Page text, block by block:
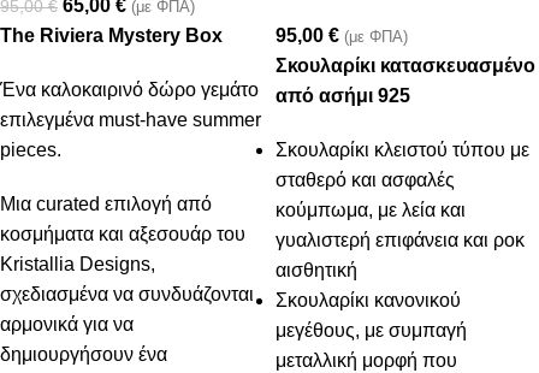
95,00€ 65,00 € (με ΦΠΑ)
The Riviera Mystery Box
Ένα καλοκαιρινό δώρο γεμάτο
επιλεγμένα must-have summer
pieces.
Μια curated επιλογή από
κοσμήματα και αξεσουάρ του
Kristallia Designs,
σχεδιασμένα να συνδυάζονται
αρμονικά για να
δημιουργήσουν ένα
95,00 € (με ΦΠΑ)
Σκουλαρίκι κατασκευασμένο
από ασήμι 925
Σκουλαρίκι κλειστού τύπου με
σταθερό και ασφαλές
κούμπωμα, με λεία και
γυαλιστερή επιφάνεια και ροκ
αισθητική
Σκουλαρίκι κανονικού
μεγέθους, με συμπαγή
μεταλλική μορφή που